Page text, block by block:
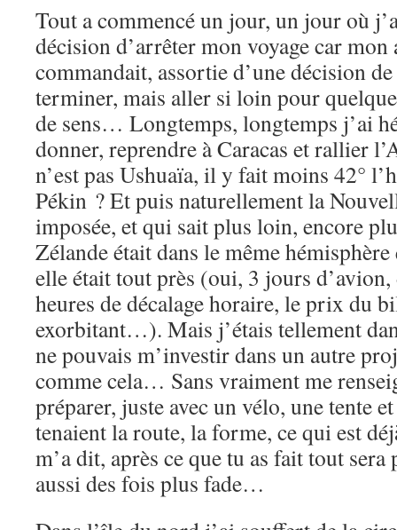
Tout a commencé un jour, un jour où
décision d’arrêter mon voyage car
commandait, assortie d’une décision
terminer, mais aller si loin pour
de sens… Longtemps, longtemps j’ai
donner, reprendre à Caracas et rallier
n’est pas Ushuaïa, il y fait moins 42°
Pékin ? Et puis naturellement la
imposée, et qui sait plus loin, encore
Zélande était dans le même
elle était tout près (oui, 3 jours d’avion,
heures de décalage horaire, le prix du
exorbitant…). Mais j’étais tellement
ne pouvais m’investir dans un autre
comme cela… Sans vraiment me
préparer, juste avec un vélo, une tente
tenaient la route, la forme, ce qui est
m’a dit, après ce que tu as fait tout
aussi des fois plus fade…